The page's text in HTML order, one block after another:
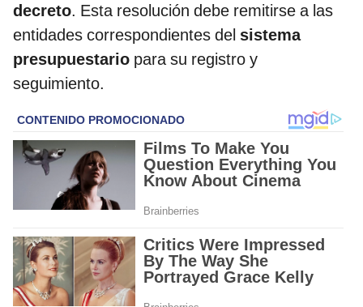
decreto. Esta resolución debe remitirse a las
entidades correspondientes del sistema
presupuestario para su registro y
seguimiento.